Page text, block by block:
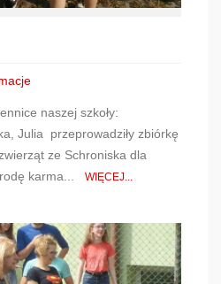
naszej szkoły:
Julia przeprowadziły zbiórkę
ze Schroniska dla
karma... WIĘCEJ...